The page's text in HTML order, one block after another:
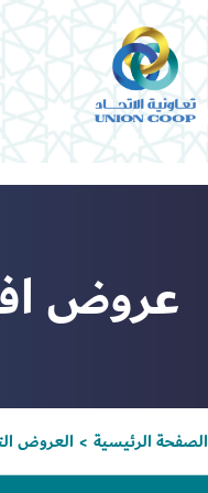
عروض
الصفحة الرئيسية > العروض